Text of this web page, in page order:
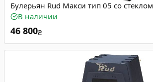
Булерьян Rud Макси тип 05 со стеклом
В наличии
46 800₴